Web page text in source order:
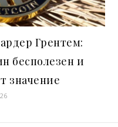
Грентем:
бесполезен и
значение